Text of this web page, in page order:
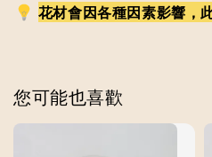
花材會因各種因素影響，
您可能也喜歡